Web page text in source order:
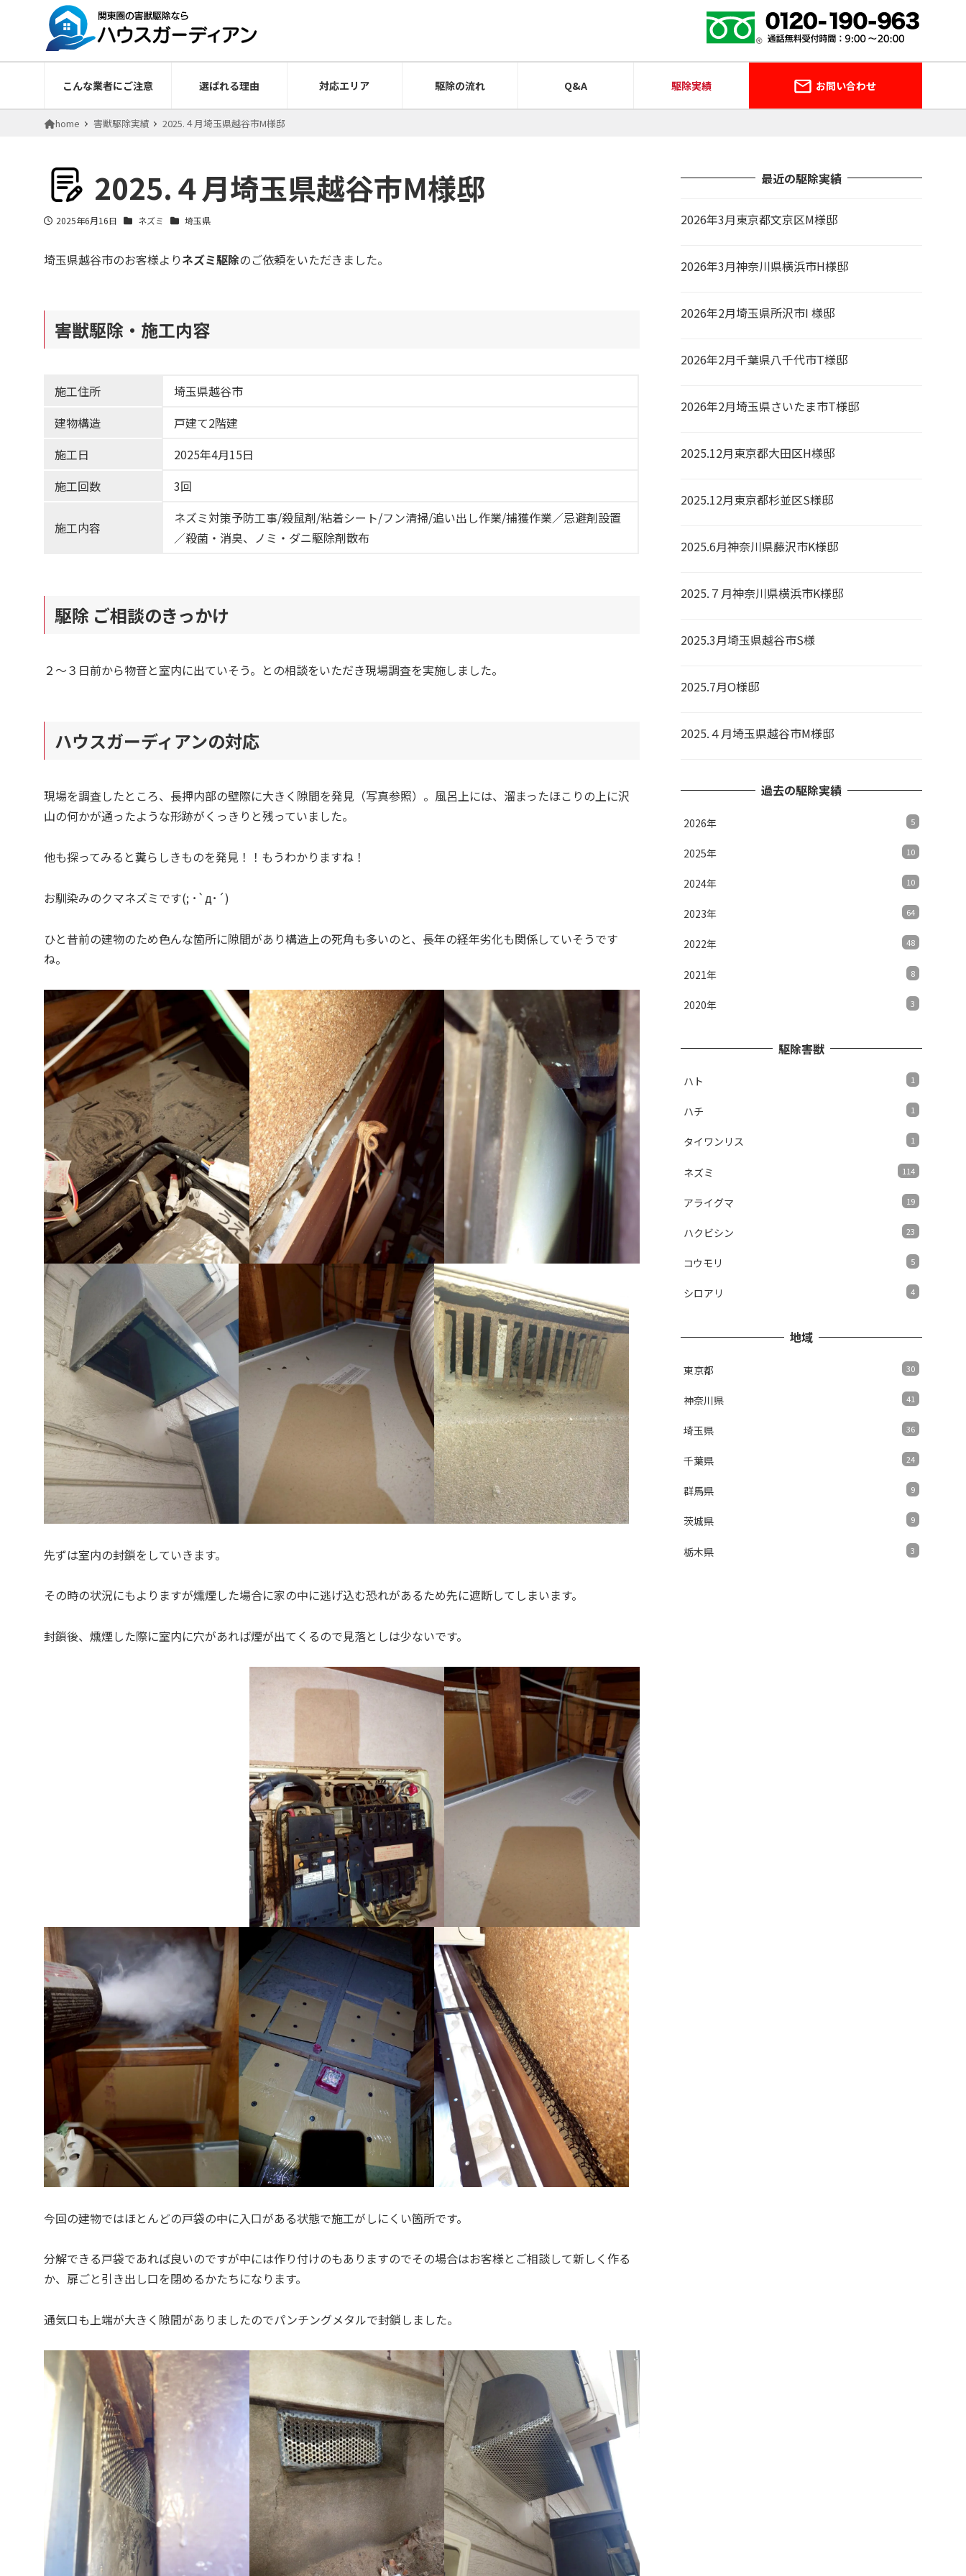
こんな業者にご注意 選ばれる理由 対応エリア 駆除の流れ Q&A 駆除実績 お問い合わせ
home 害獣駆除実績 2025.４月埼玉県越谷市M様邸
2025.４月埼玉県越谷市M様邸
投稿日
2025年6月16日 ネズミ 埼玉県
埼玉県越谷市のお客様よりネズミ駆除のご依頼をいただきました。
害獣駆除・施工内容
施工住所
埼玉県越谷市
建物構造
戸建て2階建
施工日
2025年4月15日
施工回数
3回
施工内容
ネズミ対策予防工事/殺鼠剤/粘着シート/フン清掃/追い出し作業/捕獲作業／忌避剤設置
／殺菌・消臭、ノミ・ダニ駆除剤散布
駆除 ご相談のきっかけ
２～３日前から物音と室内に出ていそう。との相談をいただき現場調査を実施しました。
ハウスガーディアンの対応
現場を調査したところ、長押内部の壁際に大きく隙間を発見（写真参照）。風呂上には、溜まったほこりの上に沢
山の何かが通ったような形跡がくっきりと残っていました。
他も探ってみると糞らしきものを発見！！もうわかりますね！
お馴染みのクマネズミです(; ･`д･´)
ひと昔前の建物のため色んな箇所に隙間があり構造上の死角も多いのと、長年の経年劣化も関係していそうです
ね。
先ずは室内の封鎖をしていきます。
その時の状況にもよりますが燻煙した場合に家の中に逃げ込む恐れがあるため先に遮断してしまいます。
封鎖後、燻煙した際に室内に穴があれば煙が出てくるので見落としは少ないです。
今回の建物ではほとんどの戸袋の中に入口がある状態で施工がしにくい箇所です。
分解できる戸袋であれば良いのですが中には作り付けのもありますのでその場合はお客様とご相談して新しく作る
か、扉ごと引き出し口を閉めるかたちになります。
通気口も上端が大きく隙間がありましたのでパンチングメタルで封鎖しました。
最近の駆除実績
2026年3月東京都文京区M様邸
2026年3月神奈川県横浜市H様邸
2026年2月埼玉県所沢市I 様邸
2026年2月千葉県八千代市T様邸
2026年2月埼玉県さいたま市T様邸
2025.12月東京都大田区H様邸
2025.12月東京都杉並区S様邸
2025.6月神奈川県藤沢市K様邸
2025.７月神奈川県横浜市K様邸
2025.3月埼玉県越谷市S様
2025.7月O様邸
2025.４月埼玉県越谷市M様邸
過去の駆除実績
2026年 5
2025年 10
2024年 10
2023年 64
2022年 48
2021年 8
2020年 3
駆除害獣
ハト 1
ハチ 1
タイワンリス 1
ネズミ 114
アライグマ 19
ハクビシン 23
コウモリ 5
シロアリ 4
地域
東京都 30
神奈川県 41
埼玉県 36
千葉県 24
群馬県 9
茨城県 9
栃木県 3